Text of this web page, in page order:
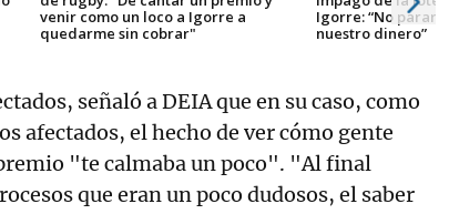
venir como un loco a Igorre a
quedarme sin cobrar"
Igorre: “No
nuestro dinero”
señaló a DEIA que en su caso, como
afectados, el hecho de ver cómo gente
"te calmaba un poco". "Al final
que eran un poco dudosos, el saber